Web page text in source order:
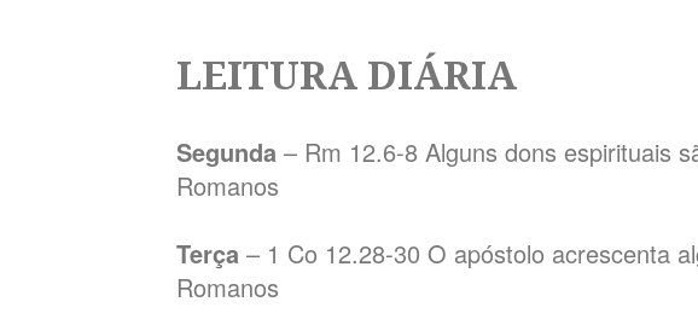
LEITURA DIÁRIA
Segunda– Rm 12.6-8 Alguns dons espirituais
Romanos
Terça– 1 Co 12.28-30 O apóstolo acrescenta
Romanos